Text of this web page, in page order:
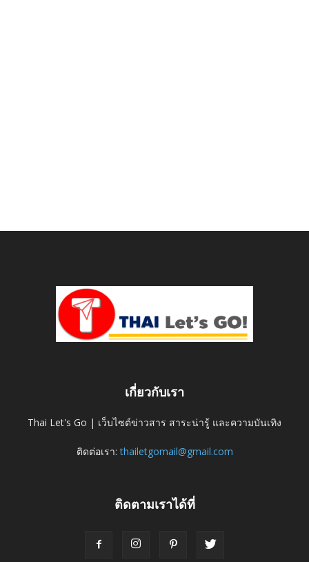
เกี่ยวกับเรา
Thai Let's Go | เว็บไซต์ข่าวสาร สาระน่ารู้ และความบันเทิง
ติดต่อเรา:thailetgomail@gmail.com
ติดตามเราได้ที่